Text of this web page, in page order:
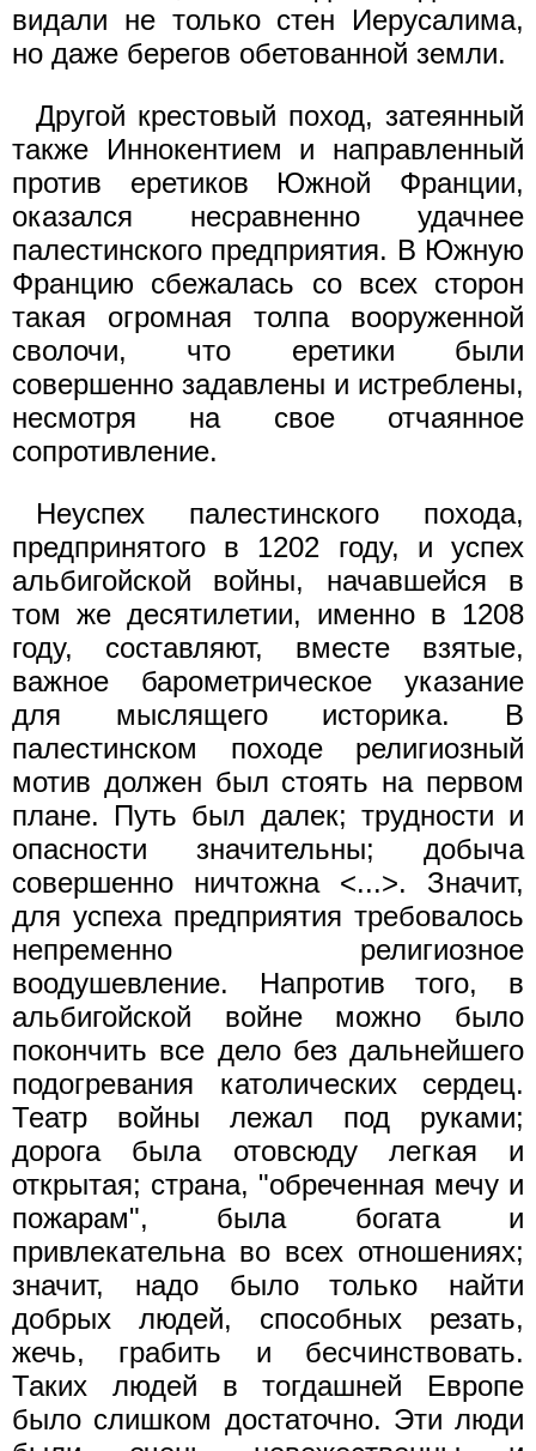
видали не только стен Иерусалима,
но даже берегов обетованной земли.
Другой крестовый поход, затеянный
также Иннокентием и направленный
против еретиков Южной Франции,
оказался несравненно удачнее
палестинского предприятия. В Южную
Францию сбежалась со всех сторон
такая огромная толпа вооруженной
сволочи, что еретики были
совершенно задавлены и истреблены,
несмотря на свое отчаянное
сопротивление.
Неуспех палестинского похода,
предпринятого в 1202 году, и успех
альбигойской войны, начавшейся в
том же десятилетии, именно в 1208
году, составляют, вместе взятые,
важное барометрическое указание
для мыслящего историка. В
палестинском походе религиозный
мотив должен был стоять на первом
плане. Путь был далек; трудности и
опасности значительны; добыча
совершенно ничтожна <...>. Значит,
для успеха предприятия требовалось
непременно религиозное
воодушевление. Напротив того, в
альбигойской войне можно было
покончить все дело без дальнейшего
подогревания католических сердец.
Театр войны лежал под руками;
дорога была отовсюду легкая и
открытая; страна, "обреченная мечу и
пожарам", была богата и
привлекательна во всех отношениях;
значит, надо было только найти
добрых людей, способных резать,
жечь, грабить и бесчинствовать.
Таких людей в тогдашней Европе
было слишком достаточно. Эти люди